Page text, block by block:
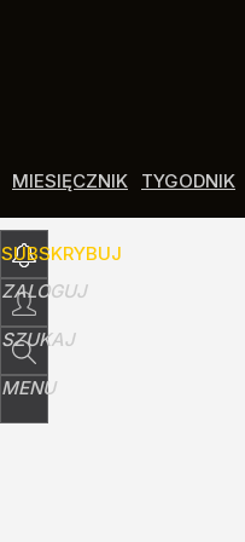
MIESIĘCZNIK TYGODNIK
SUBSKRYBUJ
ZALOGUJ
SZUKAJ
MENU